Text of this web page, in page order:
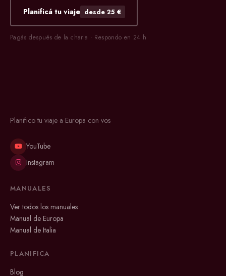
Planificá tu viaje desde 25 €
Pagás después de la charla · Respondo en 24 h
Planifico tu viaje a Europa con vos
YouTube
Instagram
MANUALES
Ver todos los manuales
Manual de Europa
Manual de Italia
PLANIFICA
Blog